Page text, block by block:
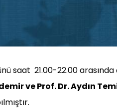
saat 21.00-22.00
ve Prof. Dr. Aydın